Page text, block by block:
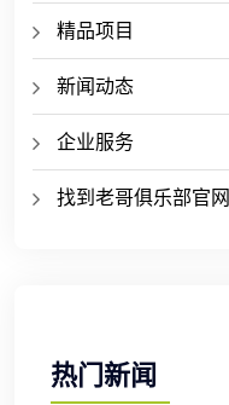
精品项目
新闻动态
企业服务
找到老哥俱乐部官网
热门新闻